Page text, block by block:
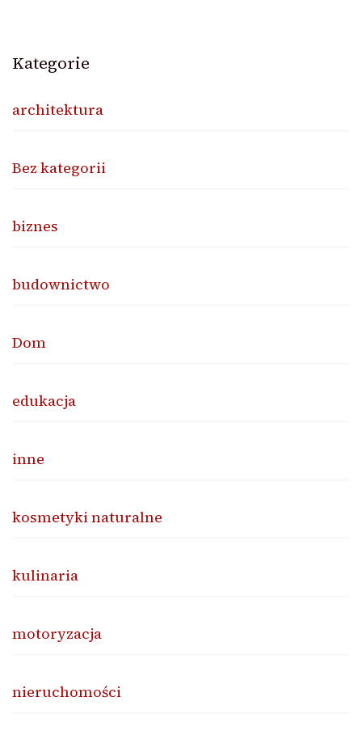
Kategorie
architektura
Bez kategorii
biznes
budownictwo
Dom
edukacja
inne
kosmetyki naturalne
kulinaria
motoryzacja
nieruchomości